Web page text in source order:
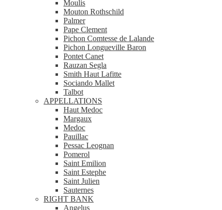
Moulis
Mouton Rothschild
Palmer
Pape Clement
Pichon Comtesse de Lalande
Pichon Longueville Baron
Pontet Canet
Rauzan Segla
Smith Haut Lafitte
Sociando Mallet
Talbot
APPELLATIONS
Haut Medoc
Margaux
Medoc
Pauillac
Pessac Leognan
Pomerol
Saint Emilion
Saint Estephe
Saint Julien
Sauternes
RIGHT BANK
Angelus